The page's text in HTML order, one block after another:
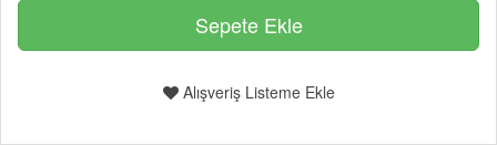
Alışveriş Listeme Ekle